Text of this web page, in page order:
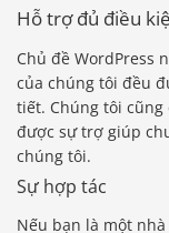
Hỗ trợ đủ điều
Chủ đề WordPress
của chúng tôi đều
tiết. Chúng tôi
được sự trợ giúp
chúng tôi.
Sự hợp tác
Nếu bạn là một